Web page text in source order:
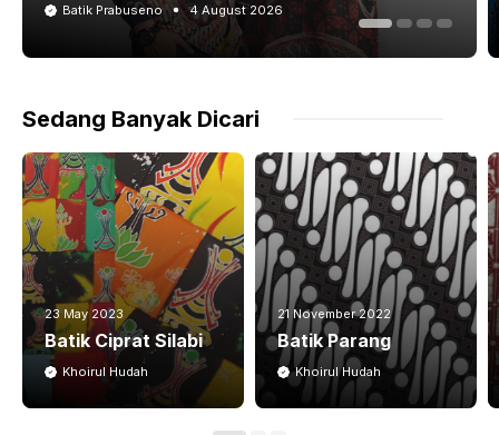
Batik Prabuseno 4 August 2026
Sedang Banyak Dicari
23 May 2023
Batik Ciprat Silabi
Khoirul Hudah
21 November 2022
Batik Parang
Khoirul Hudah